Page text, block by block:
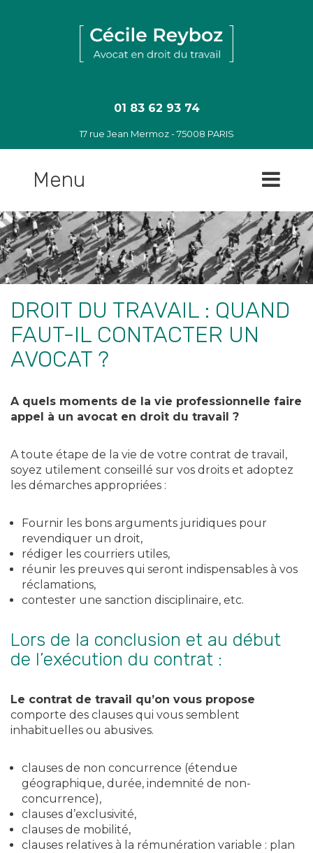
01 83 62 93 74
17 rue Jean Mermoz - 75008 PARIS
Menu
DROIT DU TRAVAIL : QUAND
FAUT-IL CONTACTER UN
AVOCAT ?
A quels moments de la vie professionnelle faire
appel à un avocat en droit du travail ?
A toute étape de la vie de votre contrat de travail,
soyez utilement conseillé sur vos droits et adoptez
les démarches appropriées :
Fournir les bons arguments juridiques pour
revendiquer un droit,
rédiger les courriers utiles,
réunir les preuves qui seront indispensables à vos
réclamations,
contester une sanction disciplinaire, etc.
Lors de la conclusion et au début
de l’exécution du contrat :
Le contrat de travail qu’on vous propose
comporte des clauses qui vous semblent
inhabituelles ou abusives.
clauses de non concurrence (étendue
géographique, durée, indemnité de non-
concurrence),
clauses d’exclusivité,
clauses de mobilité,
clauses relatives à la rémunération variable : plan